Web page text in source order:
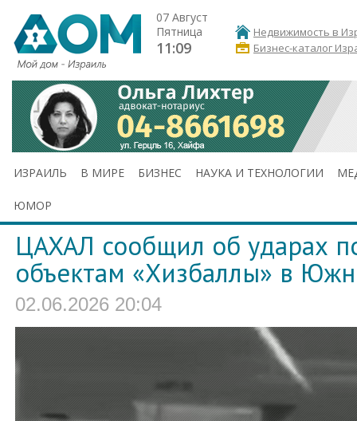
07 Август
Пятница
11:09
Недвижимость в
Бизнес-каталог
ИЗРАИЛЬ В МИРЕ БИЗНЕС НАУКА И ТЕХНОЛОГИИ
ЮМОР
ЦАХАЛ сообщил об ударах
объектам «Хизбаллы» в
02.06.2026 20:04